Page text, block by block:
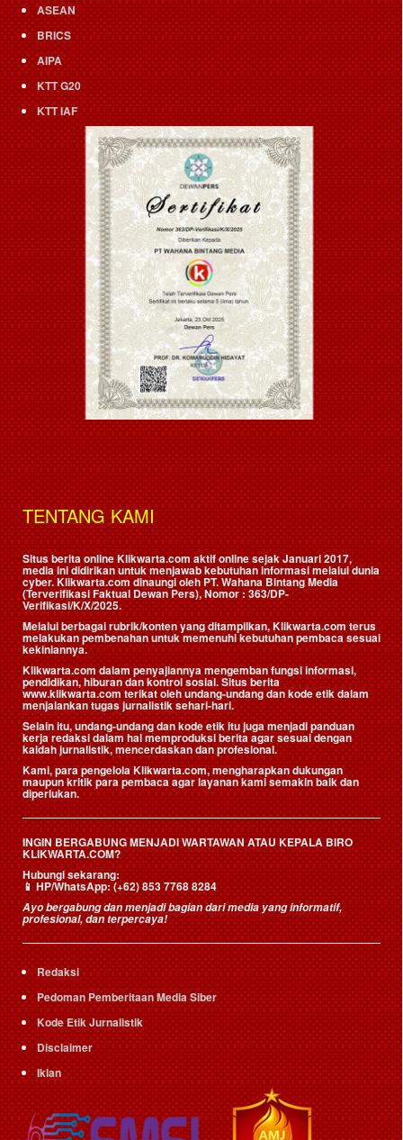
ASEAN
BRICS
AIPA
KTT G20
KTT IAF
TENTANG KAMI
Situs berita online Klikwarta.com aktif online sejak Januari 2017,
media ini didirikan untuk menjawab kebutuhan informasi melalui dunia
cyber. Klikwarta.com dinaungi oleh PT. Wahana Bintang Media
(Terverifikasi Faktual Dewan Pers), Nomor : 363/DP-
Verifikasi/K/X/2025.
Melalui berbagai rubrik/konten yang ditampilkan, Klikwarta.com terus
melakukan pembenahan untuk memenuhi kebutuhan pembaca sesuai
kekiniannya.
Klikwarta.com dalam penyajiannya mengemban fungsi informasi,
pendidikan, hiburan dan kontrol sosial. Situs berita
www.klikwarta.com terikat oleh undang-undang dan kode etik dalam
menjalankan tugas jurnalistik sehari-hari.
Selain itu, undang-undang dan kode etik itu juga menjadi panduan
kerja redaksi dalam hal memproduksi berita agar sesuai dengan
kaidah jurnalistik, mencerdaskan dan profesional.
Kami, para pengelola Klikwarta.com, mengharapkan dukungan
maupun kritik para pembaca agar layanan kami semakin baik dan
diperlukan.
INGIN BERGABUNG MENJADI WARTAWAN ATAU KEPALA BIRO
KLIKWARTA.COM?
Hubungi sekarang:
📱HP/WhatsApp:(+62) 853 7768 8284
Ayo bergabung dan menjadi bagian dari media yang informatif,
profesional, dan terpercaya!
Redaksi
Pedoman Pemberitaan Media Siber
Kode Etik Jurnalistik
Disclaimer
Iklan